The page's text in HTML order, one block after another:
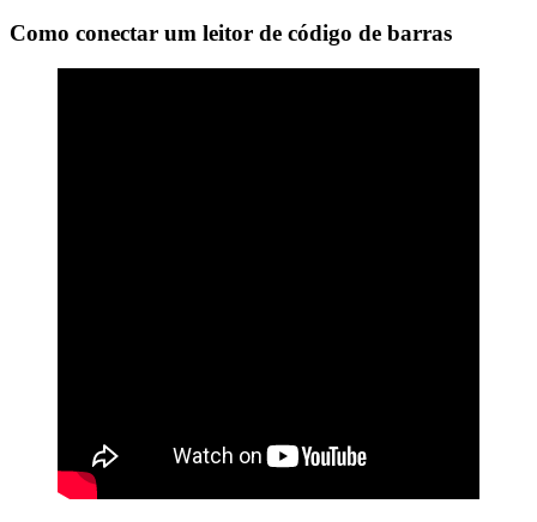
Como conectar um leitor de código de barras